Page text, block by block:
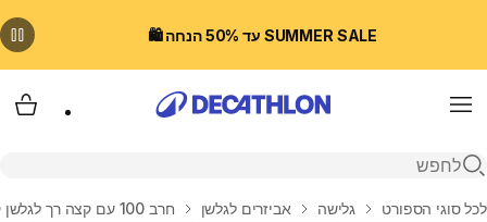
SUMMER SALE עד 50% הנחה 🛍️
Menu
פתיחת חיפוש
בית
לכל סוגי הספורט גלישה אביזרים לגלשן חרב 100 עם קצה רך לגלשן קצף - לבן